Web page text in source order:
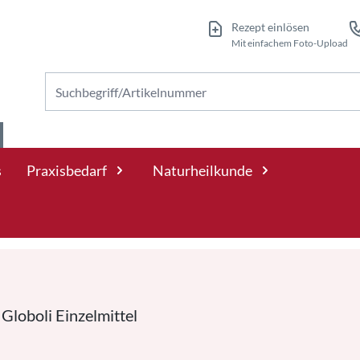
Rezept einlösen
Mit einfachem Foto-Upload
Praxisbedarf Naturheilkunde
Einzelmittel